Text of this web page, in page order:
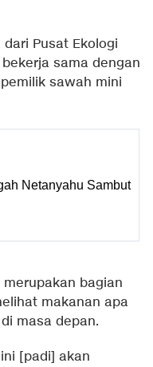
Pusat Ekologi
sama dengan
sawah mini
Netanyahu Sambut
bagian
makanan apa
masa depan.
[padi] akan